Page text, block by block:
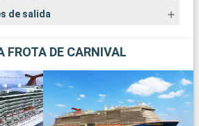
de salida
FROTA DE CARNIVAL